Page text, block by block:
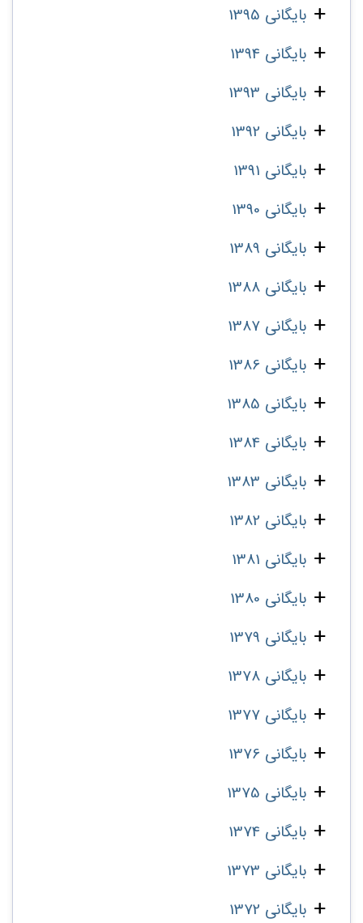
بایگانی 1395
بایگانی 1394
بایگانی 1393
بایگانی 1392
بایگانی 1391
بایگانی 1390
بایگانی 1389
بایگانی 1388
بایگانی 1387
بایگانی 1386
بایگانی 1385
بایگانی 1384
بایگانی 1383
بایگانی 1382
بایگانی 1381
بایگانی 1380
بایگانی 1379
بایگانی 1378
بایگانی 1377
بایگانی 1376
بایگانی 1375
بایگانی 1374
بایگانی 1373
بایگانی 1372